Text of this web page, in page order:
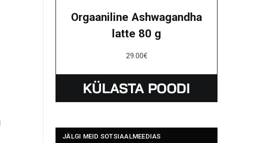
Orgaaniline Ashwagandha
latte 80 g
29.00€
JÄLGI MEID SOTSIAALMEEDIAS